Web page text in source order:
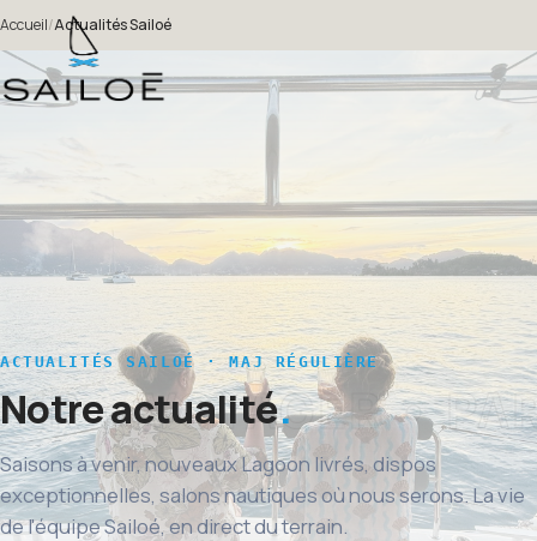
Accueil/Actualités Sailoé
ACTUALITÉS SAILOÉ · MAJ RÉGULIÈRE
Notre actualité
Saisons à venir, nouveaux Lagoon livrés, dispos
exceptionnelles, salons nautiques où nous serons. La vie
de l'équipe Sailoé, en direct du terrain.